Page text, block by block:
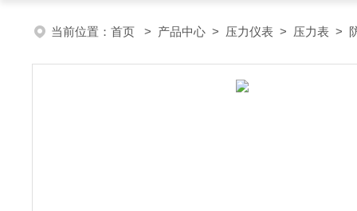
当前位置： 首页 > 产品中心 > 压力仪表 > 压力表 >